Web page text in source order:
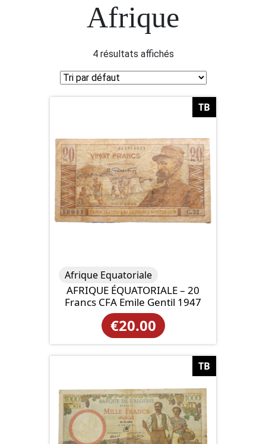
Afrique
4 résultats affichés
TB
AFRIQUE ÉQUATORIALE – 20
Francs CFA Emile Gentil 1947
€20.00
Afrique Equatoriale
TB